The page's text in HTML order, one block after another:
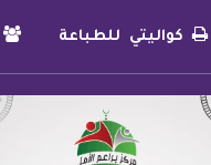
كواليتي للطباعة